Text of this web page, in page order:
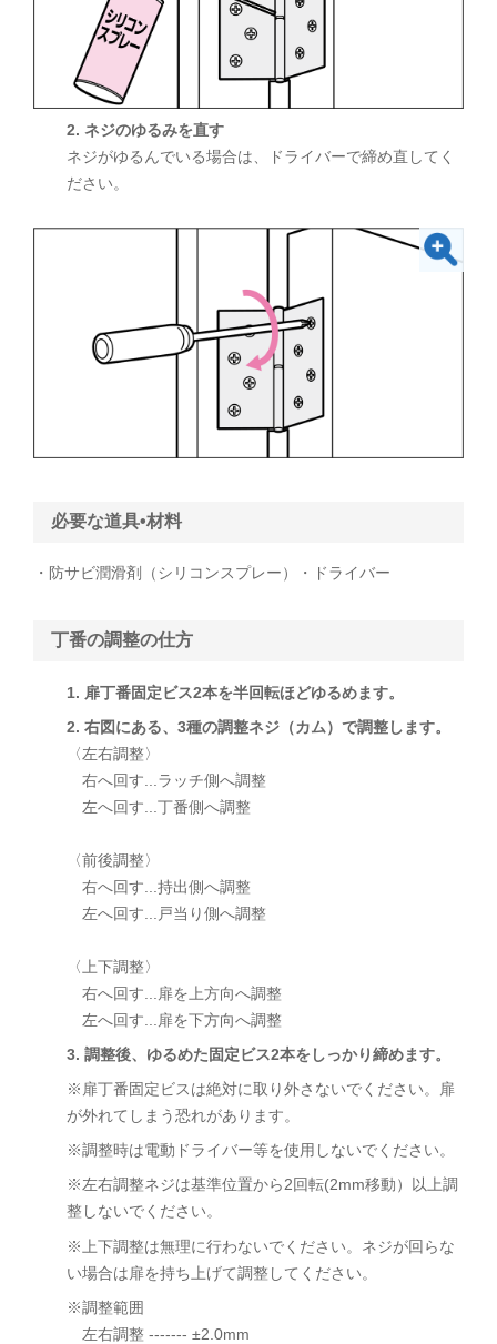
2. ネジのゆるみを直す
ネジがゆるんでいる場合は、ドライバーで締め直してく
ださい。
必要な道具•材料
・防サビ潤滑剤（シリコンスプレー）・ドライバー
丁番の調整の仕方
1. 扉丁番固定ビス2本を半回転ほどゆるめます。
2. 右図にある、3種の調整ネジ（カム）で調整します。
〈左右調整〉
右へ回す...ラッチ側へ調整
左へ回す...丁番側へ調整
〈前後調整〉
右へ回す...持出側へ調整
左へ回す...戸当り側へ調整
〈上下調整〉
右へ回す...扉を上方向へ調整
左へ回す...扉を下方向へ調整
3. 調整後、ゆるめた固定ビス2本をしっかり締めます。
※扉丁番固定ビスは絶対に取り外さないでください。扉
が外れてしまう恐れがあります。
※調整時は電動ドライバー等を使用しないでください。
※左右調整ネジは基準位置から2回転(2mm移動）以上調
整しないでください。
※上下調整は無理に行わないでください。ネジが回らな
い場合は扉を持ち上げて調整してください。
※調整範囲
左右調整 ------- ±2.0mm